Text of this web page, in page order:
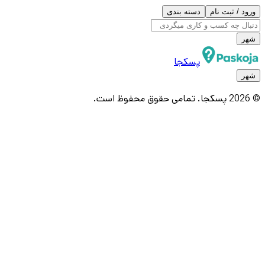
ورود / ثبت نام دسته بندی
شهر
پسکجا
شهر
© 2026 پسکجا. تمامی حقوق محفوظ است.